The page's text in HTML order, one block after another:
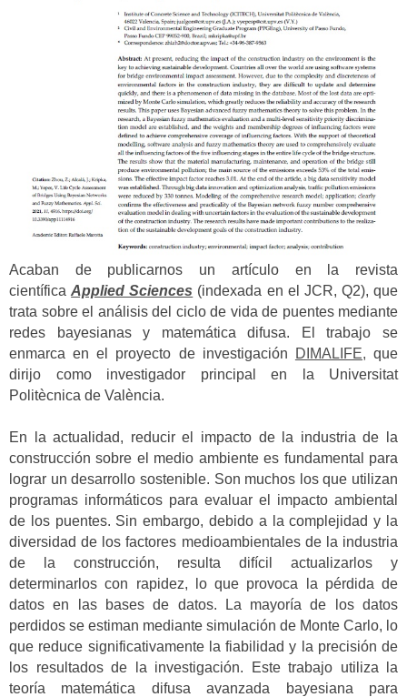
Acaban de publicarnos un artículo en la revista
científicaApplied Sciences (indexada en el JCR, Q2), que
trata sobre el análisis del ciclo de vida de puentes mediante
redes bayesianas y matemática difusa. El trabajo se
enmarca en el proyecto de investigación
DIMALIFE, que
dirijo como investigador principal en la Universitat
Politècnica de València.
En la actualidad, reducir el impacto de la industria de la
construcción sobre el medio ambiente es fundamental para
lograr un desarrollo sostenible. Son muchos los que utilizan
programas informáticos para evaluar el impacto ambiental
de los puentes. Sin embargo, debido a la complejidad y la
diversidad de los factores medioambientales de la industria
de la construcción, resulta difícil actualizarlos y
determinarlos con rapidez, lo que provoca la pérdida de
datos en las bases de datos. La mayoría de los datos
perdidos se estiman mediante simulación de Monte Carlo, lo
que reduce significativamente la fiabilidad y la precisión de
los resultados de la investigación. Este trabajo utiliza la
teoría matemática difusa avanzada bayesiana para